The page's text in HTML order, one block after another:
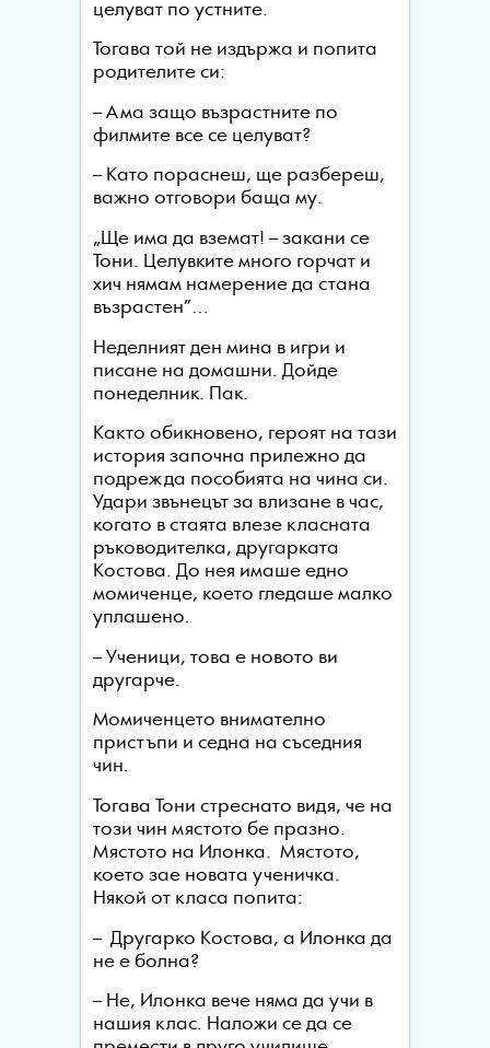
целуват по устните.
Тогава той не издържа и попита
родителите си:
– Ама защо възрастните по
филмите все се целуват?
– Като пораснеш, ще разбереш,
важно отговори баща му.
„Ще има да вземат! – закани се
Тони. Целувките много горчат и
хич нямам намерение да стана
възрастен”…
Неделният ден мина в игри и
писане на домашни. Дойде
понеделник. Пак.
Както обикновено, героят на тази
история започна прилежно да
подрежда пособията на чина си.
Удари звънецът за влизане в час,
когато в стаята влезе класната
ръководителка, другарката
Костова. До нея имаше едно
момиченце, което гледаше малко
уплашено.
– Ученици, това е новото ви
другарче.
Момиченцето внимателно
пристъпи и седна на съседния
чин.
Тогава Тони стреснато видя, че на
този чин мястото бе празно.
Мястото на Илонка. Мястото,
което зае новата ученичка.
Някой от класа попита:
– Другарко Костова, а Илонка да
не е болна?
– Не, Илонка вече няма да учи в
нашия клас. Наложи се да се